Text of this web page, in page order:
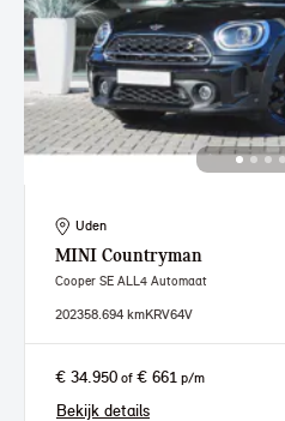
Uden
MINI Countryman
Cooper SE ALL4 Automaat
202358.694 kmKRV64V
€ 34.950 of € 661 p/m
Bekijk details